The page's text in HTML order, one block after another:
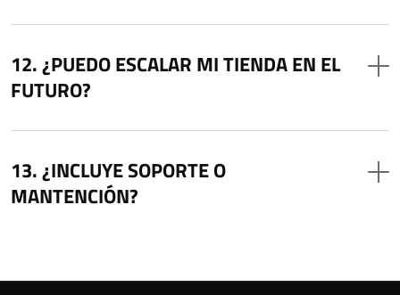
¿PUEDO ESCALAR MI TIENDA EN EL
FUTURO?
¿INCLUYE SOPORTE O
MANTENCIÓN?